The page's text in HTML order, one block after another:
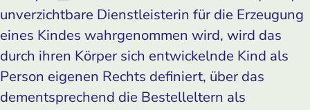
unverzichtbare Dienstleisterin für die Erzeugung
eines Kindes wahrgenommen wird, wird das
durch ihren Körper sich entwickelnde Kind als
Person eigenen Rechts definiert, über das
dementsprechend die Bestelleltern als